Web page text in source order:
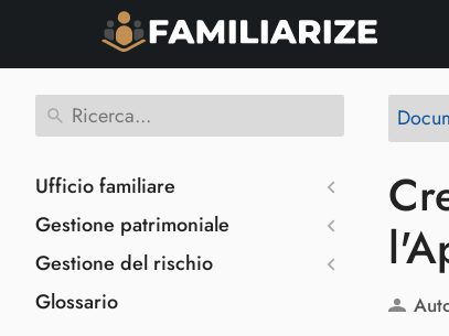
Ufficio familiare
Gestione patrimoniale
Gestione del rischio
Glossario